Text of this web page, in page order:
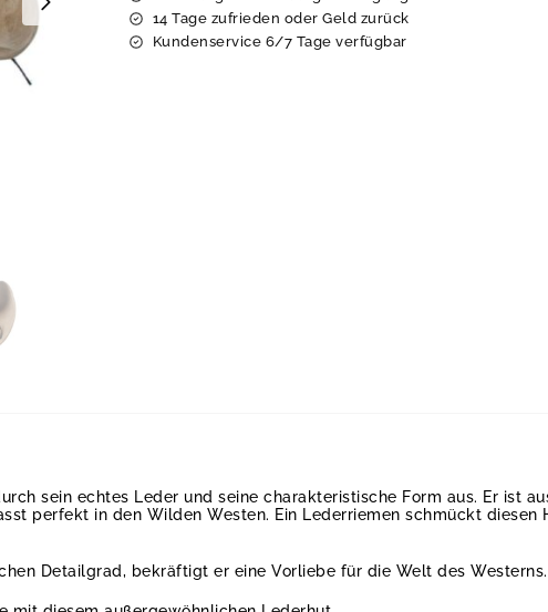
14 Tage zufrieden oder Geld zurück
Kundenservice 6/7 Tage verfügbar
sein echtes Leder und seine charakteristische Form aus. Er ist
perfekt in den Wilden Westen. Ein Lederriemen schmückt diesen
Detailgrad, bekräftigt er eine Vorliebe für die Welt des Westerns.